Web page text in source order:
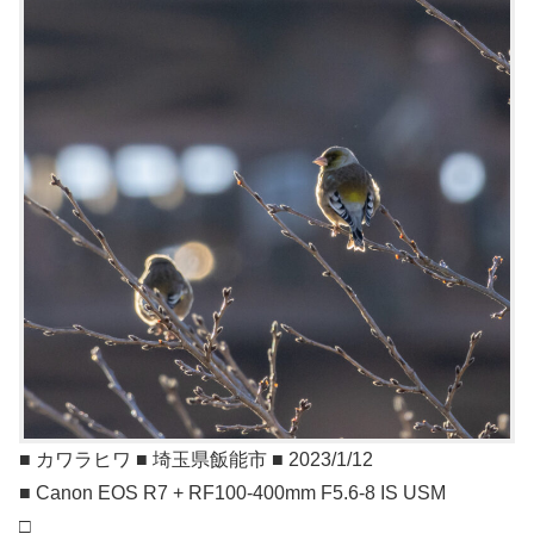
■ カワラヒワ ■ 埼玉県飯能市 ■ 2023/1/12
■ Canon EOS R7 + RF100-400mm F5.6-8 IS USM
□